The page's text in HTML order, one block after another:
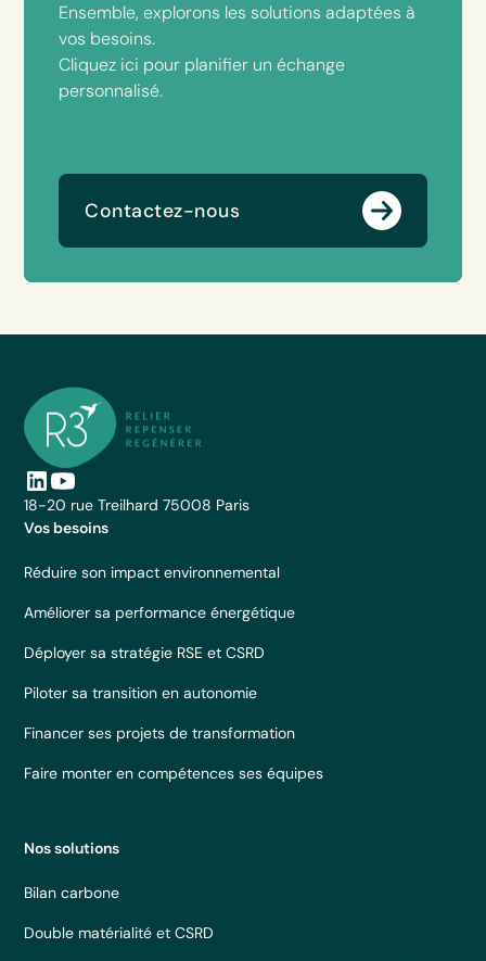
Ensemble, explorons les solutions adaptées à
vos besoins.
Cliquez ici pour planifier un échange
personnalisé.
Contactez-nous
18-20 rue Treilhard 75008 Paris
Vos besoins
Réduire son impact environnemental
Améliorer sa performance énergétique
Déployer sa stratégie RSE et CSRD
Piloter sa transition en autonomie
Financer ses projets de transformation
Faire monter en compétences ses équipes
Nos solutions
Bilan carbone
Double matérialité et CSRD